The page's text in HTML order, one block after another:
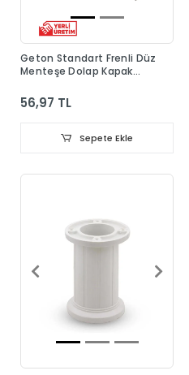
Geton Standart Frenli Düz
Menteşe Dolap Kapak
56,97 TL
Sepete Ekle